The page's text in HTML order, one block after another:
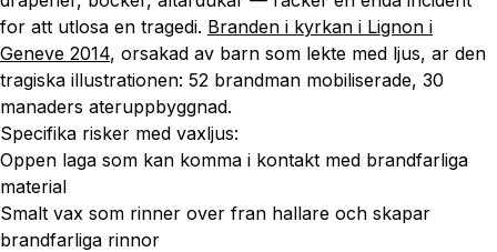
for att utlosa en tragedi. Branden i kyrkan i Lignon i
Geneve 2014, orsakad av barn som lekte med ljus, ar den
tragiska illustrationen: 52 brandman mobiliserade, 30
manaders ateruppbyggnad.
Specifika risker med vaxljus:
Oppen laga som kan komma i kontakt med brandfarliga
material
Smalt vax som rinner over fran hallare och skapar
brandfarliga rinnor